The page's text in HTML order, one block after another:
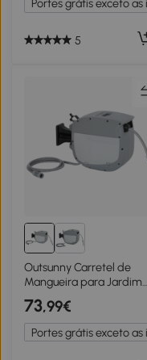
5
Outsunny Carretel de
Mangueira para Jardim
20+1,9 m com Bico de 2
Modos Bloqueio
Automático e Retracção
Suporte Orientável 180°
73,99€